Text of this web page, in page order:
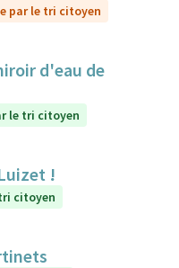
par le tri citoyen
d'eau de
le tri citoyen
!
citoyen